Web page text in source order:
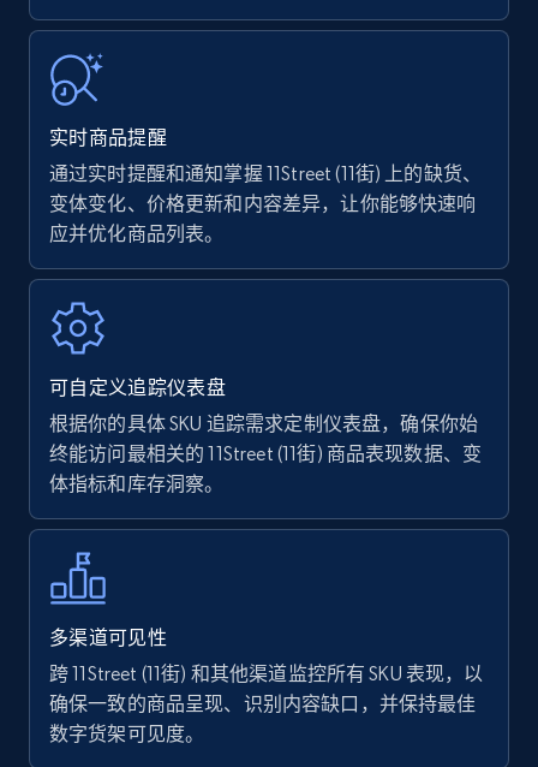
URL, Product name, Product rating, Product
rating object, Product rating max, Rating,
Author name, Asin, and more.
7.4K+
Walmart - products
URL, Final price, Sku, Currency, Gtin,
Specifications, Image urls, Top reviews, and
more.
5.6K+ 875+ 立即开始
using specific category URL
URL, Final price, Sku, Currency, Gtin,
Specifications, Image urls, Top reviews, and
more.
5.6K+
实时商品提醒
通过实时提醒和通知掌握 11Street (11街) 上的缺货、
变体变化、价格更新和内容差异，让你能够快速响
应并优化商品列表。
可自定义追踪仪表盘
根据你的具体 SKU 追踪需求定制仪表盘，确保你始
终能访问最相关的 11Street (11街) 商品表现数据、变
体指标和库存洞察。
多渠道可见性
跨 11Street (11街) 和其他渠道监控所有 SKU 表现，以
确保一致的商品呈现、识别内容缺口，并保持最佳
数字货架可见度。